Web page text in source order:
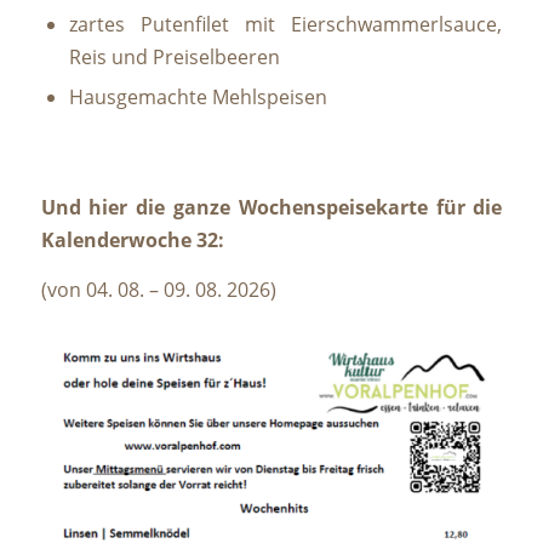
zartes Putenfilet mit Eierschwammerlsauce,
Reis und Preiselbeeren
Hausgemachte Mehlspeisen
Und hier die ganze Wochenspeisekarte für die
Kalenderwoche 32:
(von 04. 08. – 09. 08. 2026)